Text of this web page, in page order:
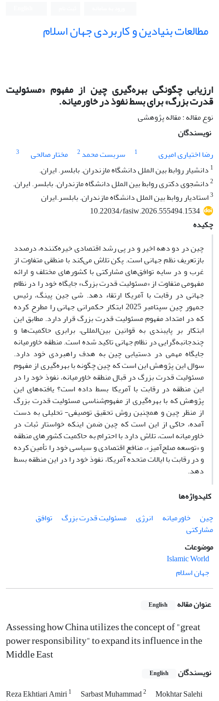
مطالعات بنیادین و کاربردی جهان اسلام
ارزیابی چگونگی بهره‌گیری چین از مفهوم «مسئولیت
قدرت بزرگ» برای بسط نفوذ در خاورمیانه.
نوع مقاله : مقاله پژوهشی
نویسندگان
رضا اختیاری امیری
1 سربست محمد2 مختار صالحی
3
1 دانشیار روابط بین الملل دانشگاه مازندران. بابلسر. ایران.
2دانشجوی دکتری روابط بین الملل دانشگاه مازندران. بابلسر. ایران.
3استادیار روابط بین الملل دانشگاه مازندران. بابلسر.‌ایران
10.22034/fasiw.2026.555494.1534
چکیده
چین در دو دهه اخیر و در پی رشد اقتصادی خیره‌کننده، درصدد
بازتعریف نظم جهانی است. پکن تلاش می‌کند با منطقی متفاوت از
غرب و در سایه توافق‌های مشارکتی با کشورهای مختلف و ارائه
مفهومی متفاوت از «مسئولیت قدرت بزرگ» جایگاه خود را در نظام
جهانی در رقابت با آمریکا ارتقاء دهد. شی ‌جین پینگ، رئیس
جمهور چین سپتامبر 2025 ابتکار حکمرانی جهانی را مطرح کرده
که در امتداد مفهوم مسئولیت قدرت بزرگ قرار دارد. مطابق این
ابتکار بر پایبندی به قوانین بین‌المللی، برابری حاکمیت‌ها و
چندجانبه‌گرایی در نظام جهانی تاکید شده است. منطقه خاورمیانه
جایگاه مهمی در دستیابی چین به هدف راهبردی خود دارد.
سوال این پژوهش این است که چین چگونه با بهره‌گیری از مفهوم
مسئولیت قدرت بزرگ در قبال منطقه خاورمیانه، نفوذ خود را در
این منطقه در رقابت با آمریکا بسط داده است؟ یافته‌های این
پژوهش که با بهره‌گیری از مفهوم‌شناسی مسئولیت قدرت بزرگ
از منظر چین و همچنین روش تحقیق توصیفی- تحلیلی به دست
آمده، حاکی از این است که چین ضمن اینکه خواستار ثبات در
خاورمیانه است، تلاش دارد با احترام به حاکمیت کشورهای منطقه
و «توسعه صلح‌آمیز»، منافع اقتصادی و سیاسی خود را تأمین کرده
و در رقابت با ایالات متحده آمریکا، نفوذ خود را در این منطقه بسط
دهد.
کلیدواژه‌ها
چین
خاورمیانه انرژی مسئولیت قدرت بزرگ
توافق
مشارکتی
موضوعات
Islamic World
جهان اسلام
عنوان مقاله English
Assessing how China utilizes the concept of "great
power responsibility" to expand its influence in the
Middle East
نویسندگان English
Reza Ekhtiari Amiri1 Sarbast Muhammad2 Mokhtar Salehi